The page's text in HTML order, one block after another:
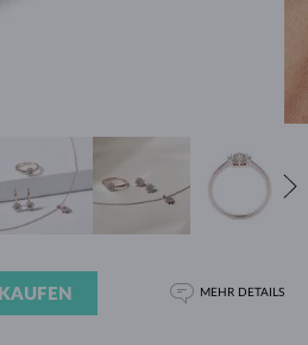
KAUFEN MEHR DETAILS